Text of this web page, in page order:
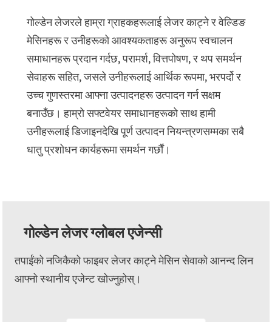
गोल्डेन लेजरले हाम्रा ग्राहकहरूलाई लेजर काट्ने र वेल्डिङ
मेसिनहरू र उनीहरूको आवश्यकताहरू अनुरूप स्वचालन
समाधानहरू प्रदान गर्दछ, परामर्श, वित्तपोषण, र थप समर्थन
सेवाहरू सहित, जसले उनीहरूलाई आर्थिक रूपमा, भरपर्दो र
उच्च गुणस्तरमा आफ्ना उत्पादनहरू उत्पादन गर्न सक्षम
बनाउँछ। हाम्रो सफ्टवेयर समाधानहरूको साथ हामी
उनीहरूलाई डिजाइनदेखि पूर्ण उत्पादन नियन्त्रणसम्मका सबै
धातु प्रशोधन कार्यहरूमा समर्थन गर्छौं।
गोल्डेन लेजर ग्लोबल एजेन्सी
तपाईंको नजिकैको फाइबर लेजर काट्ने मेसिन सेवाको आनन्द लिन
आफ्नो स्थानीय एजेन्ट खोज्नुहोस्।